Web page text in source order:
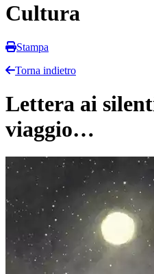
Cultura
Stampa
Torna indietro
Lettera ai
viaggio…